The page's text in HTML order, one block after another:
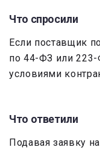
Что спросили
Если поставщик
по 44-ФЗ или 223-
условиями
Что ответили
Подавая заявку